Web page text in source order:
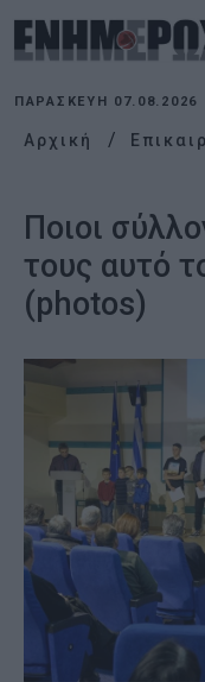
ΠΑΡΑΣΚΕΥΉ 07.08.2026
Αρχική
Ποιοι
τους αυτό
(photos)